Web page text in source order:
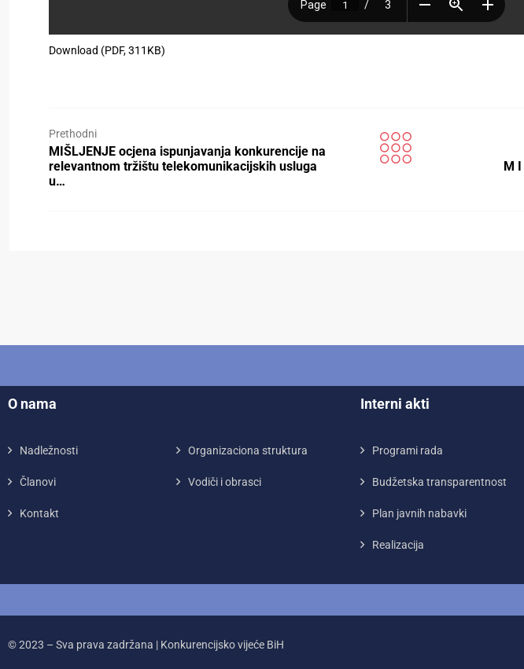
Download (PDF, 311KB)
Prethodni
MIŠLJENJE ocjena ispunjavanja konkurencije na
relevantnom tržištu telekomunikacijskih usluga
u…
M
O nama
Nadležnosti Organizaciona struktura
Članovi Vodiči i obrasci
Kontakt
Interni akti
Programi rada
Budžetska transparentnost
Plan javnih nabavki
Realizacija
© 2023 – Sva prava zadržana | Konkurencijsko vijeće BiH